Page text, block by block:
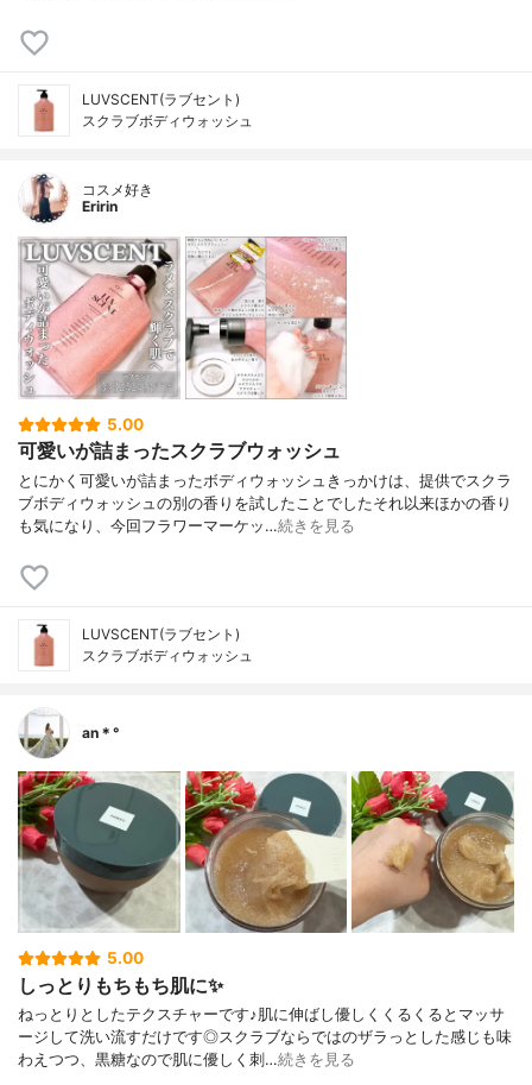
LUVSCENT(ラブセント)
スクラブボディウォッシュ
コスメ好き
Eririn
5.00
可愛いが詰まったスクラブウォッシュ
とにかく可愛いが詰まったボディウォッシュきっかけは、提供でスクラ
ブボディウォッシュの別の香りを試したことでしたそれ以来ほかの香り
も気になり、今回フラワーマーケッ…続きを見る
LUVSCENT(ラブセント)
スクラブボディウォッシュ
an＊°
5.00
しっとりもちもち肌に✨
ねっとりとしたテクスチャーです♪肌に伸ばし優しくくるくるとマッサ
ージして洗い流すだけです◎スクラブならではのザラっとした感じも味
わえつつ、黒糖なので肌に優しく刺…続きを見る